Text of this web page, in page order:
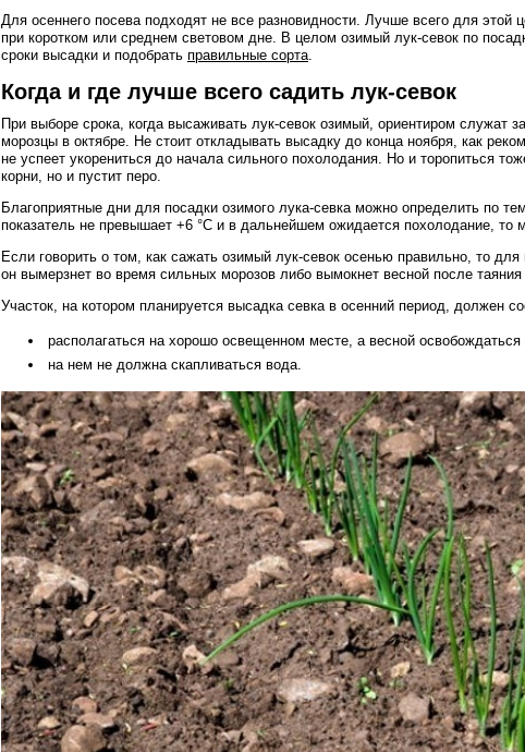
Для осеннего посева подходят не все разновидности. Лучше всего для
при коротком или среднем световом дне. В целом озимый лук-севок по
сроки высадки и подобрать правильные сорта
Когда и где лучше всего садить лук-севок
При выборе срока, когда высаживать лук-севок озимый, ориентиром служат
морозцы в октябре. Не стоит откладывать высадку до конца ноября, как
не успеет укорениться до начала сильного похолодания. Но и торопиться
корни, но и пустит перо.
Благоприятные дни для посадки озимого лука-севка можно определить по
показатель не превышает +6 °C и в дальнейшем ожидается похолодание, то
Если говорить о том, как сажать озимый лук-севок осенью правильно, то
он вымерзнет во время сильных морозов либо вымокнет весной после таяния
Участок, на котором планируется высадка севка в осенний период, должен
располагаться на хорошо освещенном месте, а весной освобождаться
на нем не должна скапливаться вода.